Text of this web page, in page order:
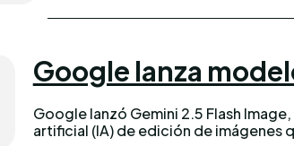
Google lanza
Google lanzó Gemini 2.5 Flash
artificial (IA) de edición de imágenes